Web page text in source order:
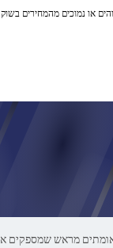
או נמוכים מהמחירים